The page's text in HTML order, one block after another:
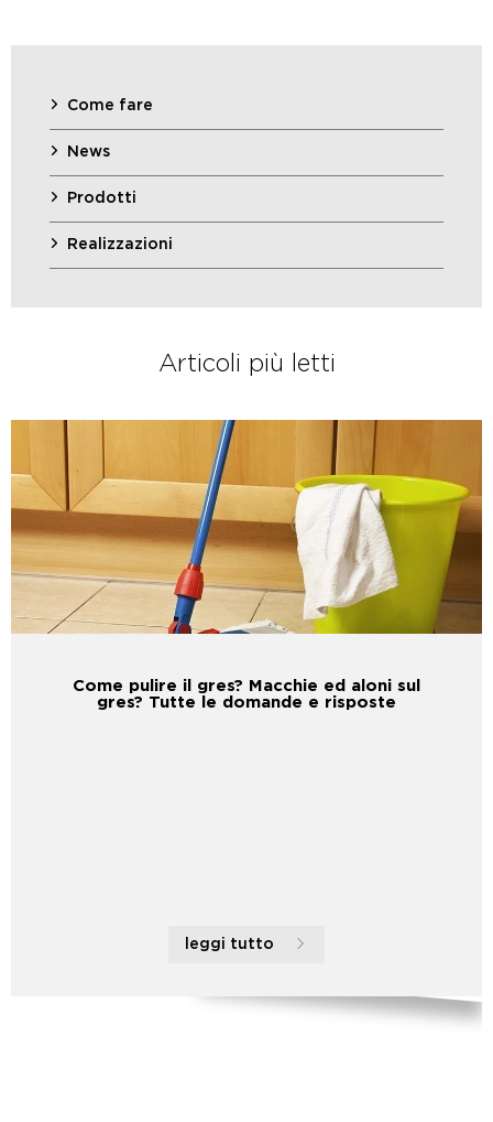
Come fare
News
Prodotti
Realizzazioni
Articoli più letti
Come pulire il gres? Macchie ed aloni sul
gres? Tutte le domande e risposte
leggi tutto